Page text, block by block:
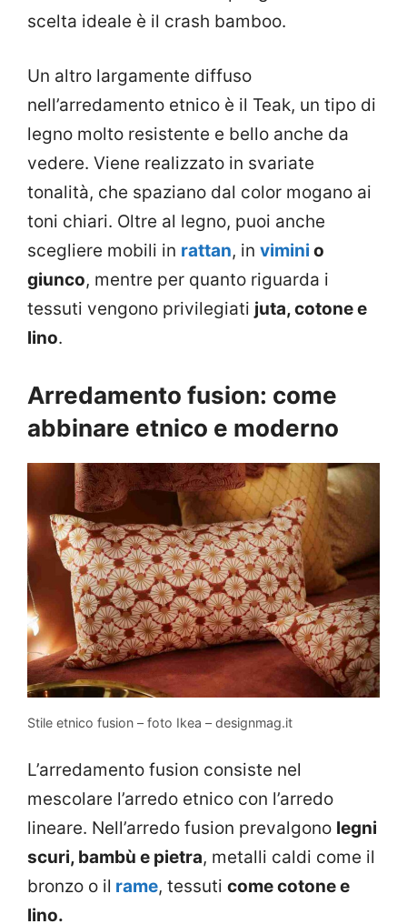
scelta ideale è il crash bamboo.
Un altro largamente diffuso
nell’arredamento etnico è il Teak, un tipo di
legno molto resistente e bello anche da
vedere. Viene realizzato in svariate
tonalità, che spaziano dal color mogano ai
toni chiari. Oltre al legno, puoi anche
scegliere mobili in rattan, in vimini o
giunco, mentre per quanto riguarda i
tessuti vengono privilegiati juta, cotone e
lino.
Arredamento fusion: come
abbinare etnico e moderno
Stile etnico fusion – foto Ikea – designmag.it
L’arredamento fusion consiste nel
mescolare l’arredo etnico con l’arredo
lineare. Nell’arredo fusion prevalgono legni
scuri, bambù e pietra, metalli caldi come il
bronzo o il rame, tessuti come cotone e
lino.